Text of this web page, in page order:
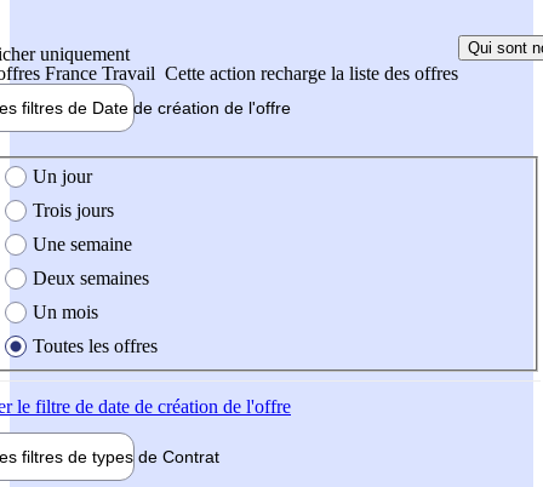
uniquement
France Travail Cette action recharge la liste des offres
Qui sont
filtres de Date de création de l'offre
création de l'offre
Un jour
Trois jours
Une semaine
Deux semaines
Un mois
Toutes les offres
le filtre de date de création de l'offre
filtres de types de Contrat